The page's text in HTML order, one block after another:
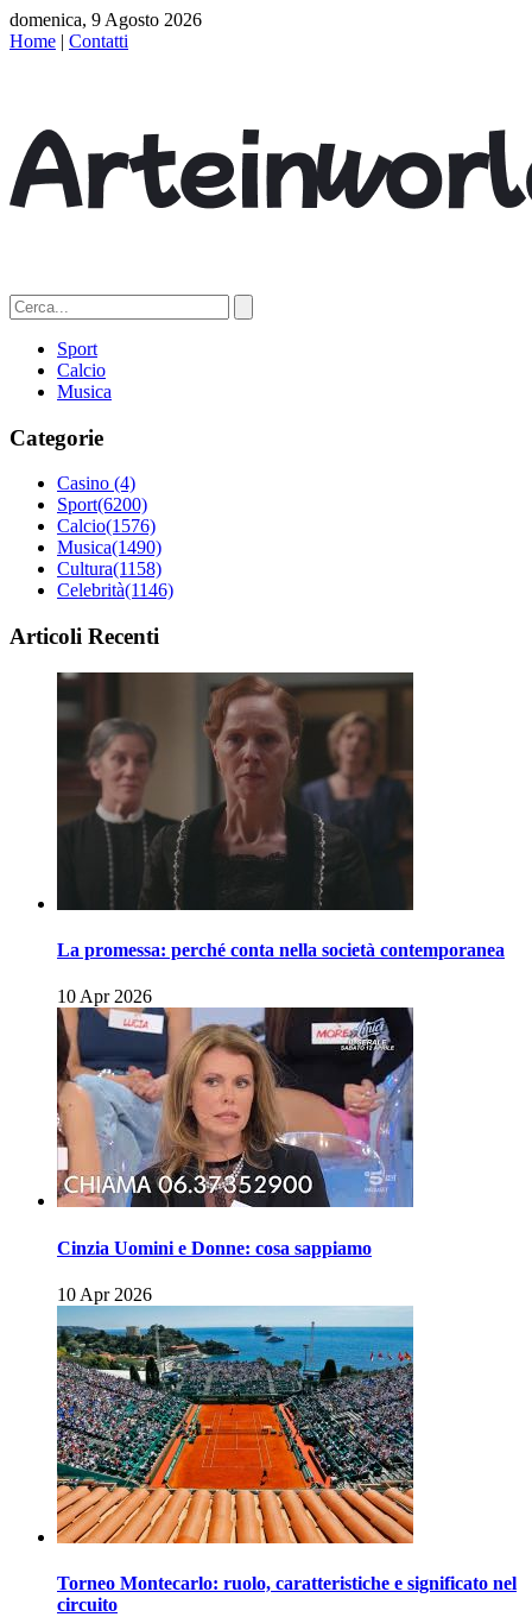
domenica, 9 Agosto 2026
Home | Contatti
Sport
Calcio
Musica
Categorie
Casino (4)
Sport(6200)
Calcio(1576)
Musica(1490)
Cultura(1158)
Celebrità(1146)
Articoli Recenti
La promessa: perché conta nella società contemporanea
10 Apr 2026
Cinzia Uomini e Donne: cosa sappiamo
10 Apr 2026
Torneo Montecarlo: ruolo, caratteristiche e significato nel
circuito